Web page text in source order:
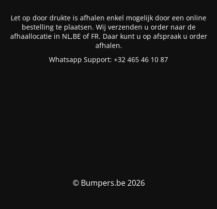
Let op door drukte is afhalen enkel mogelijk door een online
bestelling te plaatsen. Wij verzenden u order naar de
afhaallocatie in NL,BE of FR. Daar kunt u op afspraak u order
afhalen.
Whatsapp Support: +32 465 46 10 87
© Bumpers.be 2026